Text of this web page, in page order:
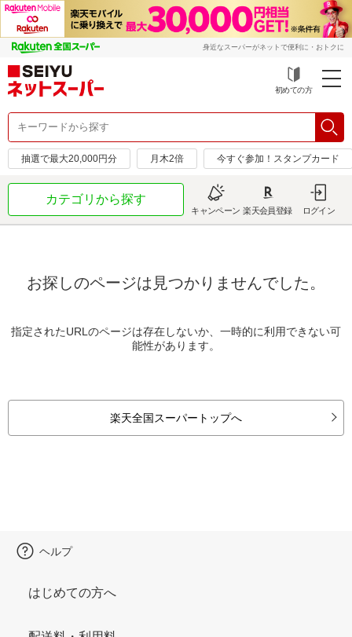
身近なスーパーがネットで便利に・おトクに
初めての方
抽選で最大20,000円分 月木2倍 今すぐ参加！スタンプカード
カテゴリから探す
キャンペーン 楽天会員登録 ログイン
お探しのページは見つかりませんでした。
指定されたURLのページは存在しないか、一時的に利用できない可
能性があります。
楽天全国スーパートップへ
ヘルプ
はじめての方へ